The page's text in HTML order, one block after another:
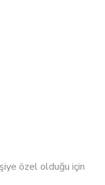
özel olduğu için